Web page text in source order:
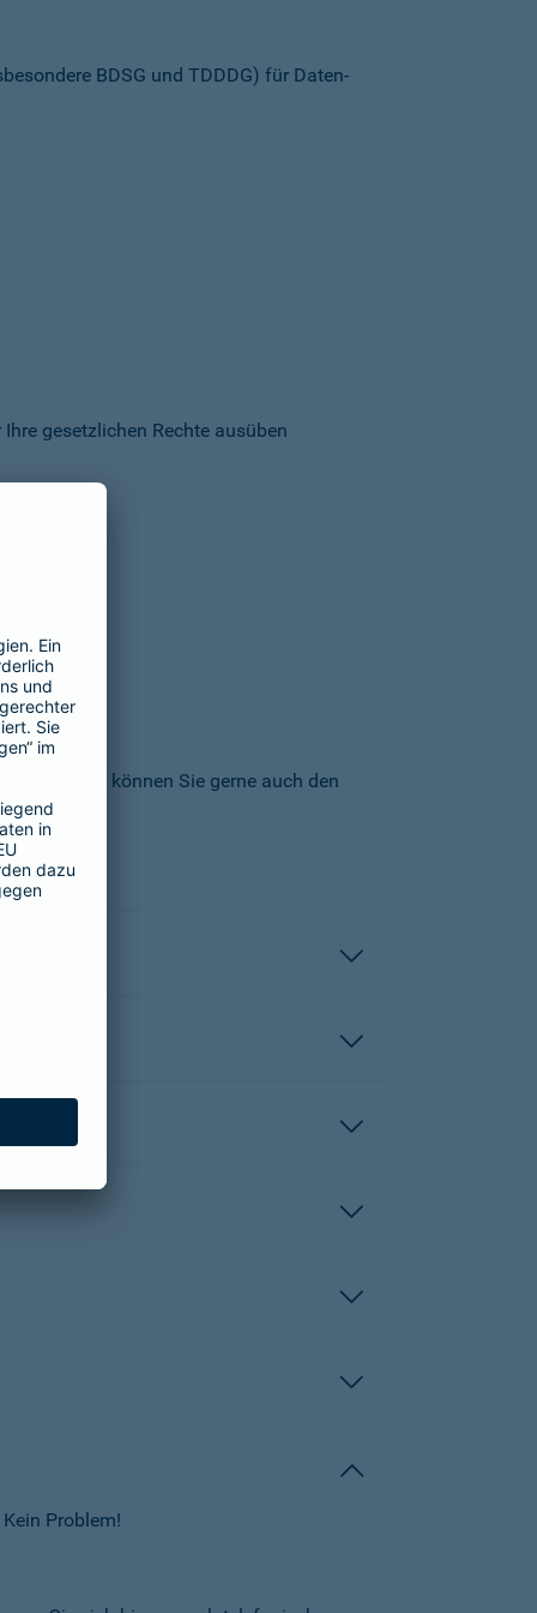
BDSG und TDDDG) für Daten­
gesetzlichen Rechte ausüben
AG können Sie gerne auch den
Problem!